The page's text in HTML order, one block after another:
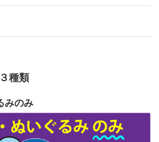
お道具も含め一式で引き取っ
令和6年3月22日(金)
令和5年11月09日(木)
令和5年9月21日(木)
令和5年8月1日(火)
種類
みのみ